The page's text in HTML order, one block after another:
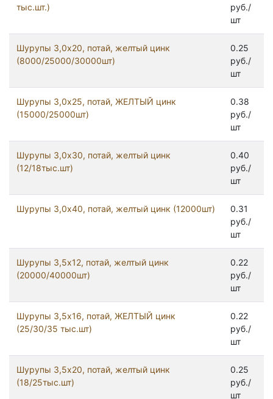
тыс.шт.)
руб./
шт
Шурупы 3,0x20, потай, желтый цинк
(8000/25000/30000шт)
0.25
руб./
шт
Шурупы 3,0x25, потай, ЖЕЛТЫЙ цинк
(15000/25000шт)
0.38
руб./
шт
Шурупы 3,0x30, потай, желтый цинк
(12/18тыс.шт)
0.40
руб./
шт
Шурупы 3,0x40, потай, желтый цинк (12000шт)
0.31
руб./
шт
Шурупы 3,5x12, потай, желтый цинк
(20000/40000шт)
0.22
руб./
шт
Шурупы 3,5x16, потай, ЖЕЛТЫЙ цинк
(25/30/35 тыс.шт)
0.22
руб./
шт
Шурупы 3,5x20, потай, желтый цинк
(18/25тыс.шт)
0.25
руб./
шт